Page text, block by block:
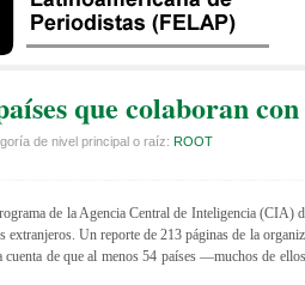
que colaboran
de nivel principal o raíz: ROOT
de la Agencia Central de Inteligencia (CIA)
Un reporte de 213 páginas de la
de que al menos 54 países —muchos de